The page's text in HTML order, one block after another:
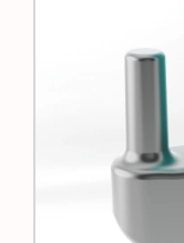
Uygulama Alanları
İnsan Kaynakları